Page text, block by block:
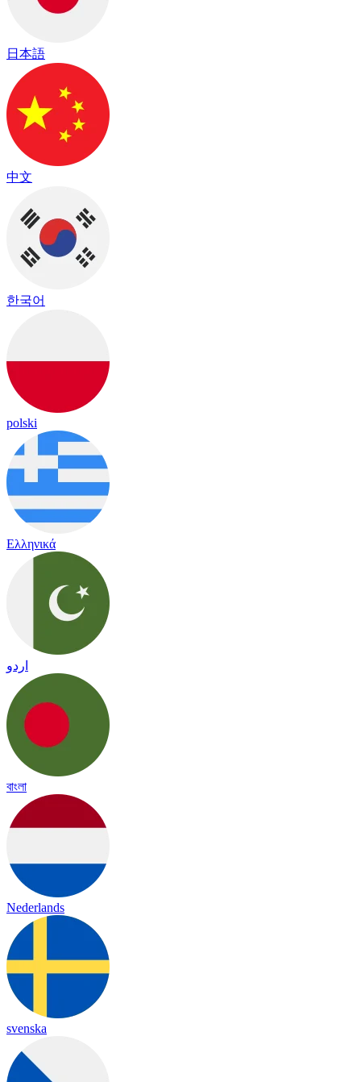
日本語
中文
한국어
polski
Ελληνικά
اردو
বাংলা
Nederlands
svenska